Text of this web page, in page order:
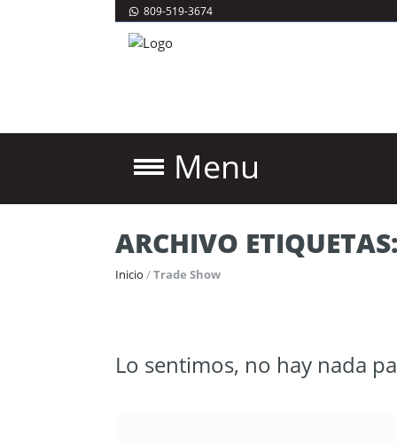
809-519-3674
Menu
ARCHIVO
Inicio /Trade Show
Lo sentimos, no hay nada